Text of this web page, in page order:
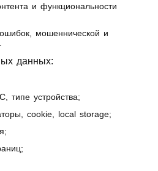
и функциональности
мошеннической и
данных:
типе устройства;
cookie, local storage;